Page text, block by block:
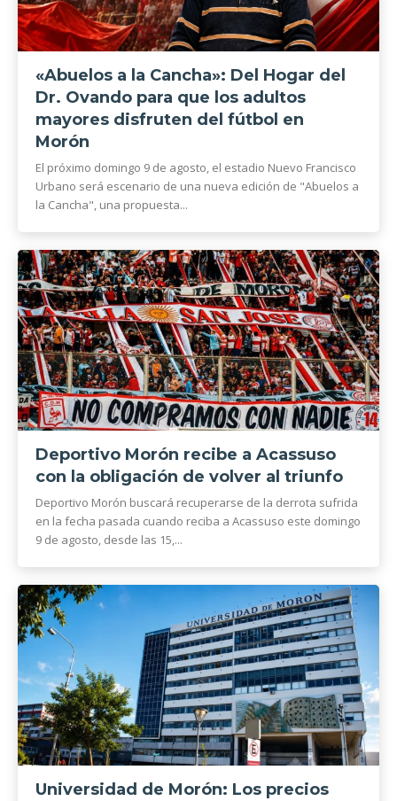
«Abuelos a la Cancha»: Del Hogar del
Dr. Ovando para que los adultos
mayores disfruten del fútbol en
Morón
El próximo domingo 9 de agosto, el estadio Nuevo Francisco
Urbano será escenario de una nueva edición de "Abuelos a
la Cancha", una propuesta...
Deportivo Morón recibe a Acassuso
con la obligación de volver al triunfo
Deportivo Morón buscará recuperarse de la derrota sufrida
en la fecha pasada cuando reciba a Acassuso este domingo
9 de agosto, desde las 15,...
Universidad de Morón: Los precios